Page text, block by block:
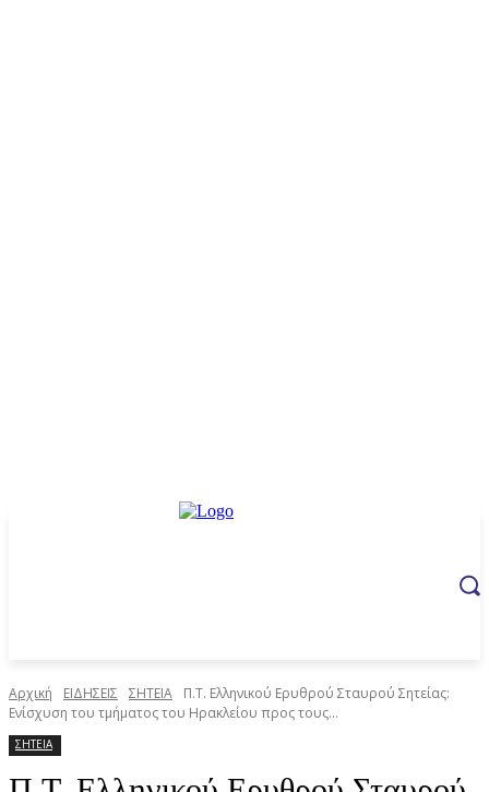
Αρχική ΕΙΔΗΣΕΙΣ ΣΗΤΕΙΑ
Π.Τ. Ελληνικού Ερυθρού Σταυρού Σητείας:
Ενίσχυση του τμήματος του Ηρακλείου προς τους...
ΣΗΤΕΙΑ